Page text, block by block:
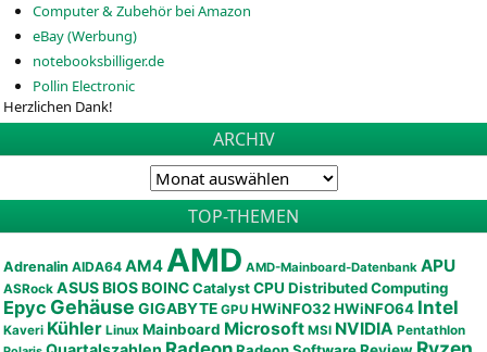
Computer & Zubehör bei Amazon
eBay (Werbung)
notebooksbilliger.de
Pollin Electronic
Herzlichen Dank!
ARCHIV
TOP-THEMEN
Adrenalin AIDA64 AM4AMD AMD-Mainboard-Datenbank APU
ASRock ASUSBIOSBOINC Catalyst CPU Distributed Computing
Epyc Gehäuse GIGABYTE GPU HWiNFO32HWiNFO64 Intel
Kaveri Kühler Linux Mainboard Microsoft MSI NVIDIA Pentathlon